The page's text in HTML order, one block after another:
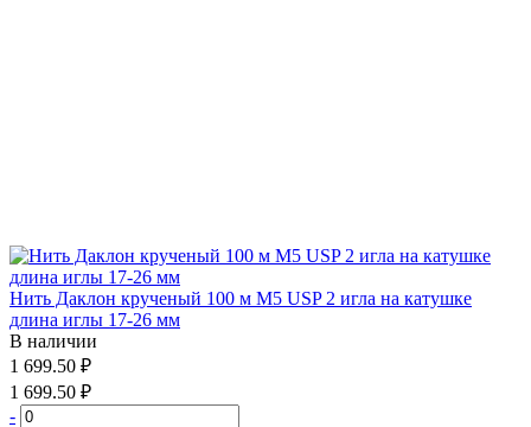
Нить Даклон крученый 100 м М5 USP 2 игла на катушке
длина иглы 17-26 мм
В наличии
1 699.50 ₽
1 699.50 ₽
-